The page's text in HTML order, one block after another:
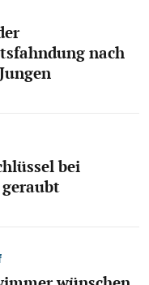
nach
bei